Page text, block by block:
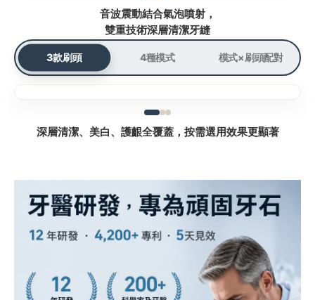
音波震動結合氣泡噴射，
雙重技術深層清潔牙縫
3款刷頭 4種模式 模式×刷頭配對
深層清潔、美白、護齦全覆蓋，按需選用效果更顯著